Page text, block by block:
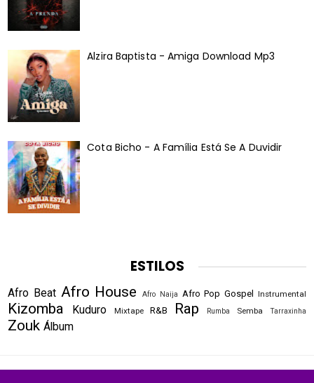
Alzira Baptista - Amiga Download Mp3
Cota Bicho - A Família Está Se A Duvidir
ESTILOS
Afro Beat Afro House Afro Naija Afro Pop Gospel Instrumental
Kizomba Kuduro Mixtape R&B Rap Rumba Semba Tarraxinha
Zouk Álbum